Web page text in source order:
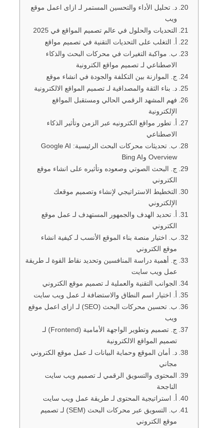
د. تحليل الأداء والتحسين المستمر لـ ازاى اعمل موقع
ويب
التحديات والحلول في عالم تصميم المواقع في 2025
أ. التغلب على التحديات التقنية في تصميم مواقع
ب. مواكبة التغيرات في محركات البحث والذكاء
الاصطناعي لـ تصميم مواقع الكترونية
ج. الموازنة بين التكلفة والجودة في انشاء موقع
د. بناء الثقة والمصداقية لـ تصميم المواقع الالكترونية
فهم المشهد الرقمي الحالي ومستقبل المواقع
الإلكترونية
أ. تطور مواقع الكترونيه عبر الزمن وتأثير الذكاء
الاصطناعي
ب. تحديثات محركات البحث الرئيسية: Google AI
Overview وBing AI
ج. البحث الصوتي وصعوده وتأثيره على انشاء موقع
الكتروني
التخطيط الاستراتيجي لإنشاء وتصميم موقعك
الإلكتروني
أ. تحديد الهدف والجمهور المستهدف لـ عمل موقع
الكتروني
ب. اختيار منصة بناء الموقع الأنسب لـ كيفية انشاء
موقع الكتروني
ج. أهمية دراسة المنافسين وتحديد نقاط القوة لـ طريقة
عمل ويب سايت
الجوانب التقنية والعملية لـ تصميم موقع الكتروني
أ. اختيار اسم النطاق والاستضافة لـ عمل ويب سايت
ب. تحسين محركات البحث (SEO) لـ ازاى اعمل موقع
ويب
ج. تصميم وتطوير الواجهة الأمامية (Frontend) لـ
تصميم المواقع الالكترونية
د. أمان الموقع وحماية البيانات لـ عمل موقع الكتروني
مجاني
المحتوى والتسويق الرقمي لـ تصميم ويب سايت
الناجحة
أ. استراتيجية المحتوى لـ طريقة عمل ويب سايت
ب. التسويق عبر محركات البحث (SEM) لـ تصميم
موقع الكتروني